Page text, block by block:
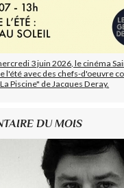
3 juin 2026, le cinéma
l'été avec des chefs-d'oeuvre
Piscine" de Jacques Deray.
DU MOIS